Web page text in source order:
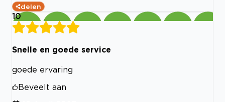
delen
10
Snelle en goede service
goede ervaring
Beveelt aan